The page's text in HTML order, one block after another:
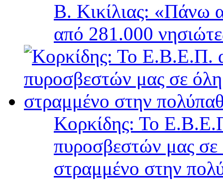
Β. Κικίλιας: «Πάνω
από 281.000
Κορκίδης: Το
πυροσβεστών μας σε
στραμμένο στην